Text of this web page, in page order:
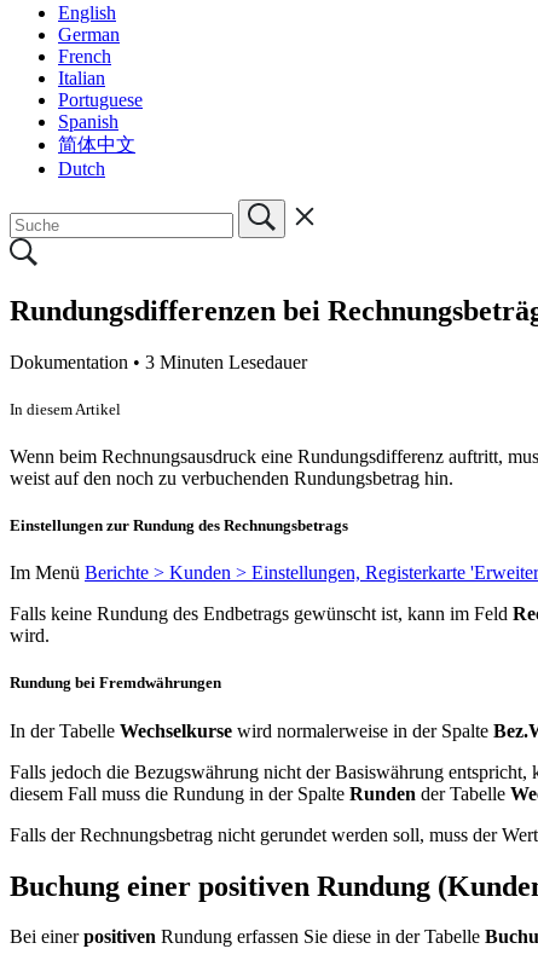
English
German
French
Italian
Portuguese
Spanish
简体中文
Dutch
Rundungsdifferenzen bei
Dokumentation • 3 Minuten Lesedauer
In diesem Artikel
Wenn beim Rechnungsausdruck eine Rundungsdifferenz auftritt,
weist auf den noch zu verbuchenden Rundungsbetrag hin.
Einstellungen zur Rundung des Rechnungsbetrags
Im Menü Berichte > Kunden > Einstellungen, Registerkarte
Falls keine Rundung des Endbetrags gewünscht ist, kann im Feld
wird.
Rundung bei Fremdwährungen
In der Tabelle Wechselkurse wird normalerweise in der Spalte
Falls jedoch die Bezugswährung nicht der Basiswährung
diesem Fall muss die Rundung in der Spalte Runden der Tabelle
Falls der Rechnungsbetrag nicht gerundet werden soll, muss der
Buchung einer positiven Rundung
Bei einerpositiven Rundung erfassen Sie diese in der Tabelle